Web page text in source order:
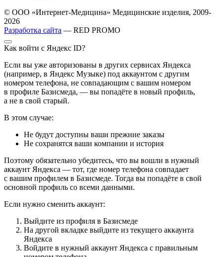
© ООО «Интернет-Медицина» Медицинские изделия, 2009-
2026
Разработка сайта — RED PROMO
Как войти с Яндекс ID?
Если вы уже авторизованы в других сервисах Яндекса
(например, в Яндекс Музыке) под аккаунтом с другим
номером телефона, не совпадающим с вашим номером
в профиле Базисмеда, — вы попадёте в новый профиль,
а не в свой старый.
В этом случае:
Не будут доступны ваши прежние заказы
Не сохранятся ваши компании и история
Поэтому обязательно убедитесь, что вы вошли в нужный
аккаунт Яндекса — тот, где номер телефона совпадает
с вашим профилем в Базисмеде. Тогда вы попадёте в свой
основной профиль со всеми данными.
Если нужно сменить аккаунт:
Выйдите из профиля в Базисмеде
На другой вкладке выйдите из текущего аккаунта
Яндекса
Войдите в нужный аккаунт Яндекса с правильным